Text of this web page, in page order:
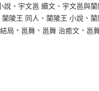
說 、 宇文邕 續文 、 宇文邕與蘭
蘭陵王 同人 、 蘭陵王 小說 、 蘭
局 、 邕舞 、 邕舞 治癒文 、 邕